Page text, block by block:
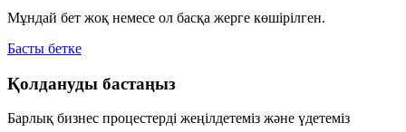
Мұндай бет жоқ немесе ол басқа жерге көшірілген.
Басты бетке
Қолдануды бастаңыз
Барлық бизнес процестерді жеңілдетеміз және үдетеміз